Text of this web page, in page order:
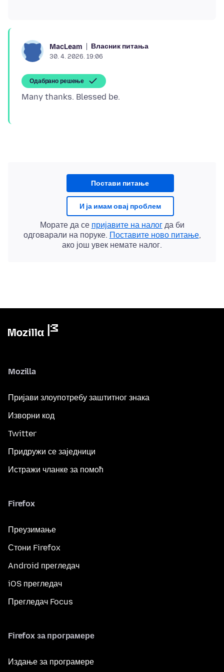
MacLeam Власник питања
30. 4. 2026. 19:06
Одабрано решење
Постави питање
И ја имам овај проблем
Морате да се пријавите на налогда би
одговарали на поруке. Поставите ново питање,
ако још увек немате налог.
Mozilla
Пријави злоупотребу заштитног знака
Изворни код
Twitter
Придружи се заједници
Истражи чланке за помоћ
Firefox
Преузимање
Стони Firefox
Android прегледач
iOS прегледач
Прегледач Focus
Firefox за програмере
Издање за програмере